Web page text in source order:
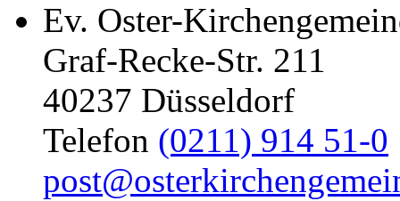
Ev. Oster-
Graf-Recke-Str. 211
40237 Düsseldorf
Telefon (0211) 914 51-0